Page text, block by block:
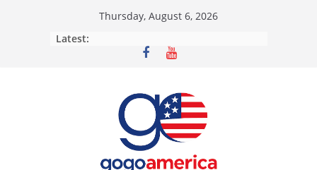
Thursday, August 6, 2026
Latest: